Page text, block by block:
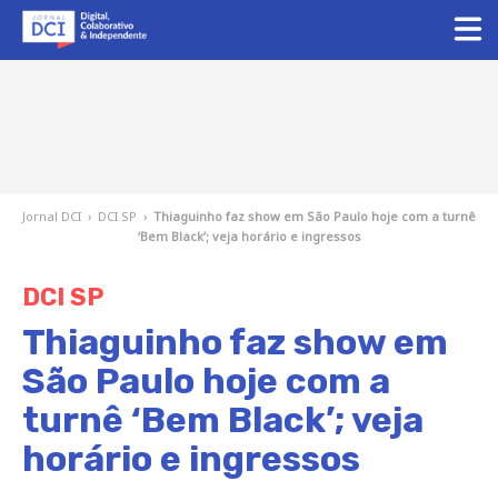
Jornal DCI › DCI SP › Thiaguinho faz show em São Paulo hoje com a turnê
‘Bem Black’; veja horário e ingressos
DCI SP
Thiaguinho faz show em
São Paulo hoje com a
turnê ‘Bem Black’; veja
horário e ingressos